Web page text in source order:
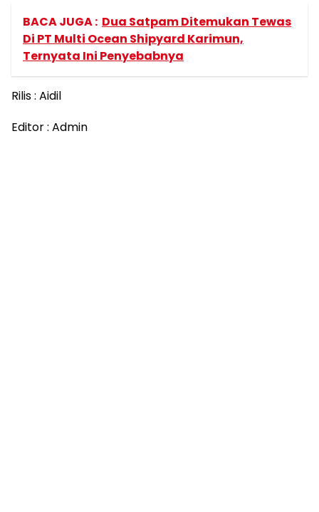
BACA JUGA : Dua Satpam Ditemukan Tewas
Di PT Multi Ocean Shipyard Karimun,
Ternyata Ini Penyebabnya
Rilis : Aidil
Editor : Admin